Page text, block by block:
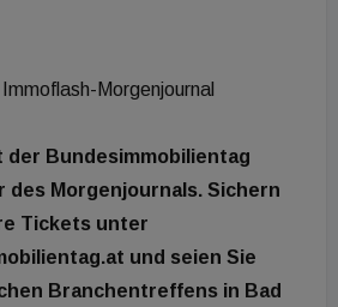
Morgenjournal
der Bundesimmobilientag
des Morgenjournals. Sichern
Tickets unter
und seien Sie
Branchentreffens in Bad